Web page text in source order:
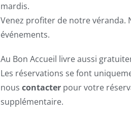
mardis.
Venez profiter de notre véranda.
événements.
Au Bon Accueil livre aussi
Les réservations se font
nous contacter pour votre
supplémentaire.